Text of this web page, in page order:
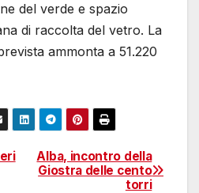
del verde e spazio
di raccolta del vetro. La
ammonta a 51.220
Alba, incontro della
Giostra delle cento
torri